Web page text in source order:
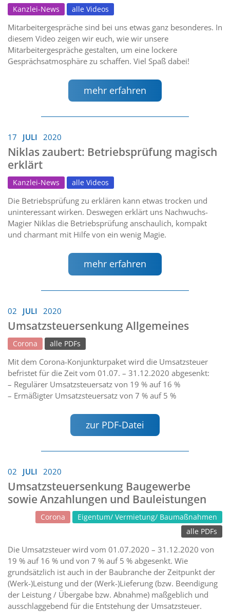
Kanzlei-News alle Videos
Mitarbeitergespräche sind bei uns etwas ganz besonderes. In
diesem Video zeigen wir euch, wie wir unsere
Mitarbeitergespräche gestalten, um eine lockere
Gesprächsatmosphäre zu schaffen. Viel Spaß dabei!
mehr erfahren
17 JULI 2020
Niklas zaubert: Betriebsprüfung magisch
erklärt
Kanzlei-News alle Videos
Die Betriebsprüfung zu erklären kann etwas trocken und
uninteressant wirken. Deswegen erklärt uns Nachwuchs-
Magier Niklas die Betriebsprüfung anschaulich, kompakt
und charmant mit Hilfe von ein wenig Magie.
mehr erfahren
02 JULI 2020
Umsatzsteuersenkung Allgemeines
Corona alle PDFs
Mit dem Corona-Konjunkturpaket wird die Umsatzsteuer
befristet für die Zeit vom 01.07. – 31.12.2020 abgesenkt:
– Regulärer Umsatzsteuersatz von 19 % auf 16 %
– Ermäßigter Umsatzsteuersatz von 7 % auf 5 %
zur PDF-Datei
02 JULI 2020
Umsatzsteuersenkung Baugewerbe
sowie Anzahlungen und Bauleistungen
Corona
Eigentum/ Vermietung/ Baumaßnahmen
alle PDFs
Die Umsatzsteuer wird vom 01.07.2020 – 31.12.2020 von
19 % auf 16 % und von 7 % auf 5 % abgesenkt. Wie
grundsätzlich ist auch in der Baubranche der Zeitpunkt der
(Werk-)Leistung und der (Werk-)Lieferung (bzw. Beendigung
der Leistung / Übergabe bzw. Abnahme) maßgeblich und
ausschlaggebend für die Entstehung der Umsatzsteuer.